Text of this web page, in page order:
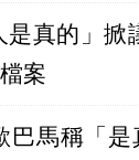
真的」掀
案
巴馬稱「